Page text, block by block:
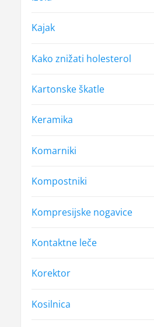
Kajak
Kako znižati holesterol
Kartonske škatle
Keramika
Komarniki
Kompostniki
Kompresijske nogavice
Kontaktne leče
Korektor
Kosilnica